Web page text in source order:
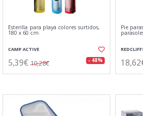
Esterilla para playa colores surtidos,
180 x 60 cm
CAMP ACTIVE
5,39€ 10,28€ - 48%
Pie